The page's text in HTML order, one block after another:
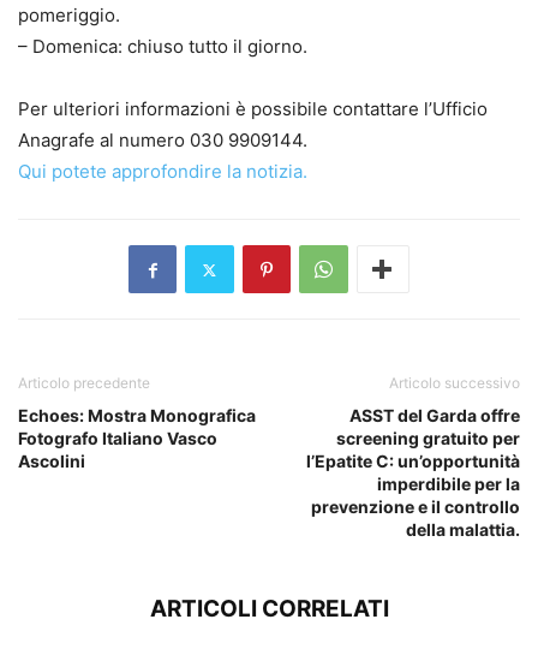
pomeriggio.
– Domenica: chiuso tutto il giorno.
Per ulteriori informazioni è possibile contattare l’Ufficio
Anagrafe al numero 030 9909144.
Qui potete approfondire la notizia.
Articolo precedente
Echoes: Mostra Monografica
Fotografo Italiano Vasco
Ascolini
Articolo successivo
ASST del Garda offre
screening gratuito per
l’Epatite C: un’opportunità
imperdibile per la
prevenzione e il controllo
della malattia.
ARTICOLI CORRELATI